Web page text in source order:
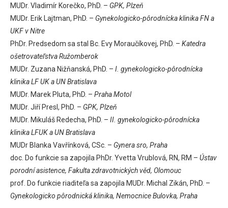
MUDr. Vladimír Korečko, PhD. – GPK, Plzeň
MUDr. Erik Lajtman, PhD. – Gynekologicko-pôrodnícka klinika FN a
UKF v Nitre
PhDr. Predsedom sa stal Bc. Evy Moraučíkovej, PhD. – Katedra
ošetrovateľstva Ružomberok
MUDr. Zuzana Nižňanská, PhD. – I. gynekologicko-pôrodnícka
klinika LF UK a UN Bratislava
MUDr. Marek Pluta, PhD. – Praha Motol
MUDr. Jiří Presl, PhD. – GPK, Plzeň
MUDr. Mikuláš Redecha, PhD. – II. gynekologicko-pôrodnícka
klinika LFUK a UN Bratislava
MUDr Blanka Vavřínková, CSc. – Gynera sro, Praha
doc. Do funkcie sa zapojila PhDr. Yvetta Vrublová, RN, RM – Ústav
porodní asistence, Fakulta zdravotnických věd, Olomouc
prof. Do funkcie riaditeľa sa zapojila MUDr. Michal Zikán, PhD. –
Gynekologicko pôrodnická klinika, Nemocnice Bulovka, Praha